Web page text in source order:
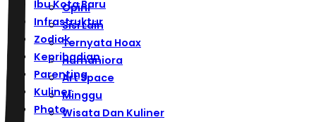
Ibu Kota Baru
Infrastruktur
Zodiak
Kepribadian
Parenting
Kuliner
Photo
Opini
Sisi Lain
Ternyata Hoax
Humaniora
Art Space
Minggu
Wisata Dan Kuliner